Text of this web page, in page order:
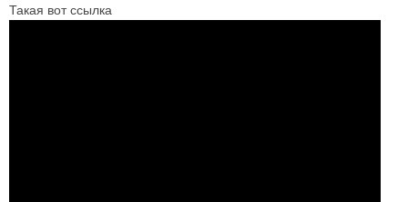
Такая вот ссылка